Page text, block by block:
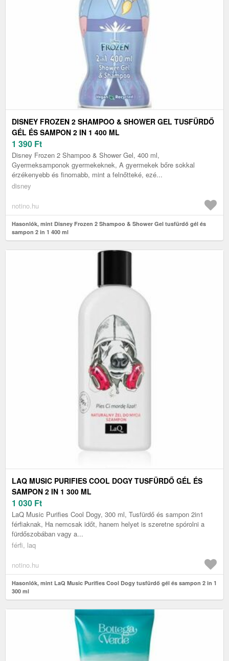
DISNEY FROZEN 2 SHAMPOO & SHOWER GEL TUSFÜRDŐ
GÉL ÉS SAMPON 2 IN 1 400 ML
1 390 Ft
Disney Frozen 2 Shampoo & Shower Gel, 400 ml,
Gyermeksamponok gyermekeknek, A gyermekek bőre sokkal
érzékenyebb és finomabb, mint a felnőtteké, ezé...
disney
notino.hu
Hasonlók, mint Disney Frozen 2 Shampoo & Shower Gel tusfürdő gél és
sampon 2 in 1 400 ml
LAQ MUSIC PURIFIES COOL DOGY TUSFÜRDŐ GÉL ÉS
SAMPON 2 IN 1 300 ML
1 030 Ft
LaQ Music Purifies Cool Dogy, 300 ml, Tusfürdő és sampon 2in1
férfiaknak, Ha nemcsak időt, hanem helyet is szeretne spórolni a
fürdőszobában vagy a...
férfi, laq
notino.hu
Hasonlók, mint LaQ Music Purifies Cool Dogy tusfürdő gél és sampon 2 in 1
300 ml